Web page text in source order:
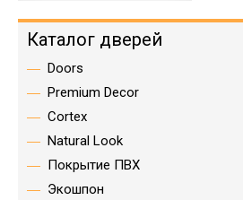
Каталог дверей
Doors
Premium Decor
Cortex
Natural Look
Покрытие ПВХ
Экошпон